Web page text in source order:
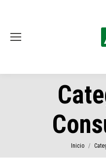
Estás aquí:
Inicio